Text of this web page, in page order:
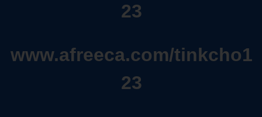
23
www.afreeca.com/tinkcho1
23